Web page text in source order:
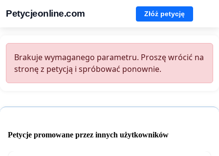
Petycjeonline.com Złóż petycję
Brakuje wymaganego parametru. Proszę wrócić na
stronę z petycją i spróbować ponownie.
Petycje promowane przez innych użytkowników